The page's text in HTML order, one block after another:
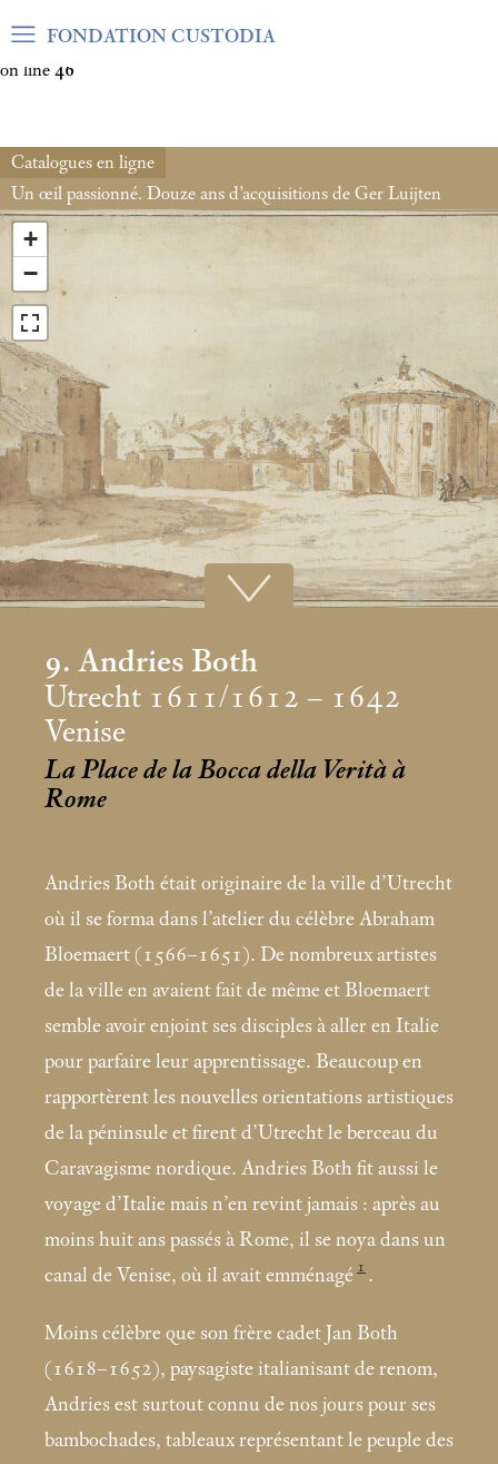
Warning: Undefined array key "var_mode" in
on line 46
FONDATION CUSTODIA
Catalogues en ligne
Un œil passionné. Douze ans d’acquisitions de Ger Luijten
+
−
9. Andries Both
Utrecht 1611/1612 – 1642
Venise
La Place de la Bocca della Verità à
Rome
Andries Both était originaire de la ville d’Utrecht
où il se forma dans l’atelier du célèbre Abraham
Bloemaert (1566–1651). De nombreux artistes
de la ville en avaient fait de même et Bloemaert
semble avoir enjoint ses disciples à aller en Italie
pour parfaire leur apprentissage. Beaucoup en
rapportèrent les nouvelles orientations artistiques
de la péninsule et firent d’Utrecht le berceau du
Caravagisme nordique. Andries Both fit aussi le
voyage d’Italie mais n’en revint jamais : après au
moins huit ans passés à Rome, il se noya dans un
canal de Venise, où il avait emménagé 1 .
Moins célèbre que son frère cadet Jan Both
(1618–1652), paysagiste italianisant de renom,
Andries est surtout connu de nos jours pour ses
bambochades, tableaux représentant le peuple des